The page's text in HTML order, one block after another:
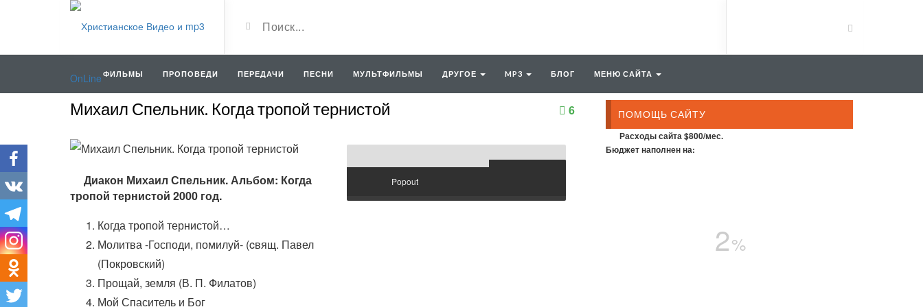
ФИЛЬМЫ ПРОПОВЕДИ ПЕРЕДАЧИ ПЕСНИ МУЛЬТФИЛЬМЫ ДРУГОЕ MP3 БЛОГ МЕНЮ САЙТА
Михаил Спельник. Когда тропой тернистой 6
Диакон Михаил Спельник. Альбом: Когда
тропой тернистой 2000 год.
Когда тропой тернистой…
Молитва -Господи, помилуй- (cвящ. Павел
(Покровский)
Прощай, земля (В. П. Филатов)
Мой Спаситель и Бог
Popout
ПОМОЩЬ САЙТУ
Расходы сайта $800/мес.
Бюджет наполнен на:
2%